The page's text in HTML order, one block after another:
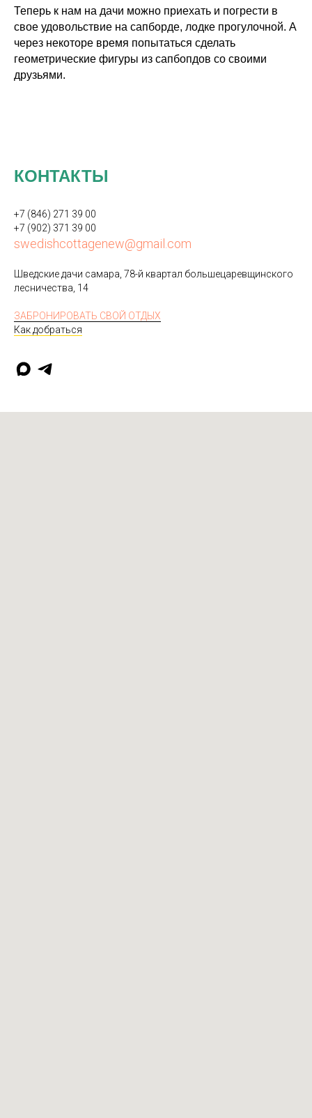
Теперь к нам на дачи можно приехать и погрести в
свое удовольствие на сапборде, лодке прогулочной. А
через некоторе время попытаться сделать
геометрические фигуры из сапбопдов со своими
друзьями.
КОНТАКТЫ
+7 (846) 271 39 00
+7 (902) 371 39 00
swedishcottagenew@gmail.com
Шведские дачи самара, 78-й квартал большецаревщинского
лесничества, 14
ЗАБРОНИРОВАТЬ СВОЙ ОТДЫХ
Как добраться